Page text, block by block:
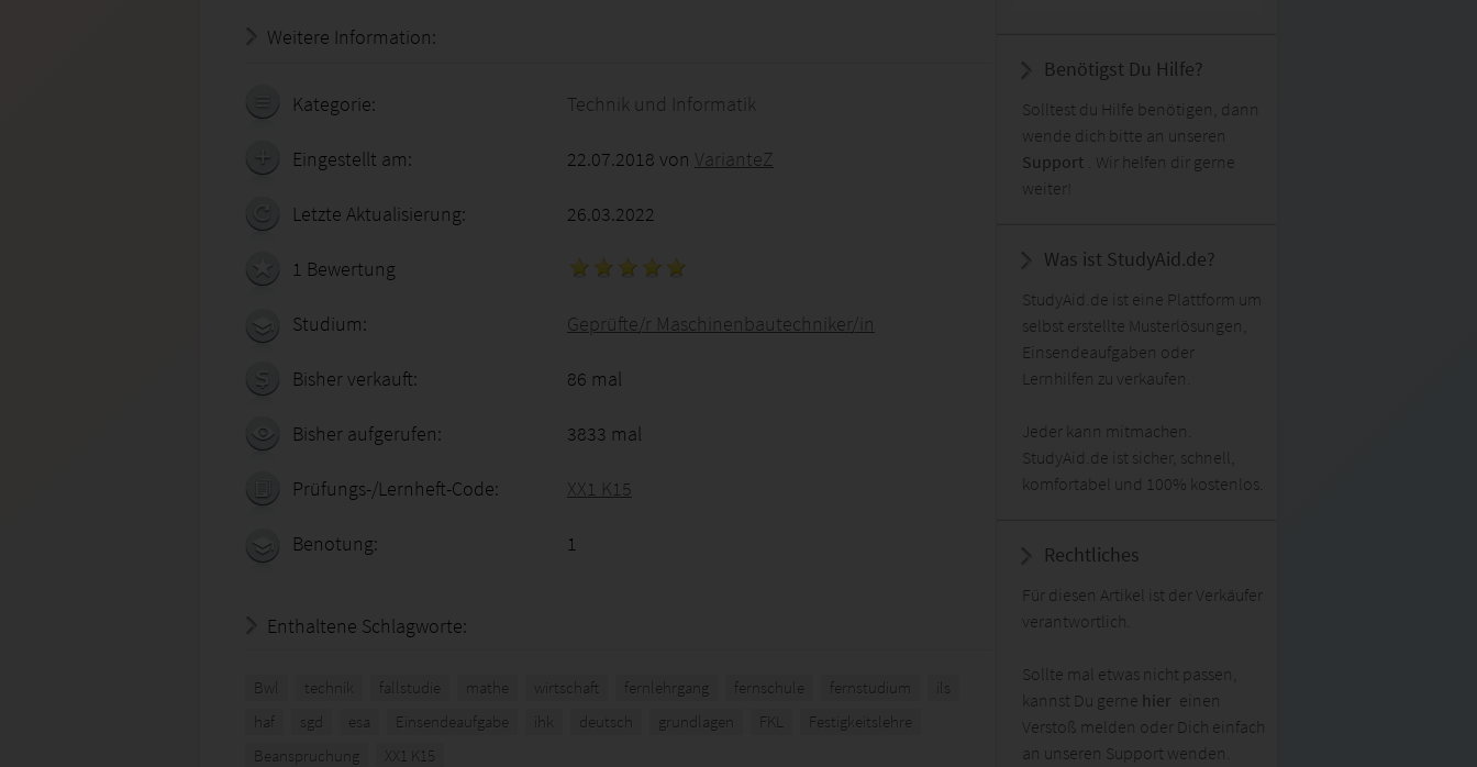
Weitere Information:
Kategorie: Technik und Informatik
Eingestellt am: 22.07.2018 von VarianteZ
Letzte Aktualisierung: 26.03.2022
1 Bewertung
Studium: Geprüfte/r Maschinenbautechniker/in
Bisher verkauft: 86 mal
Bisher aufgerufen: 3833 mal
Prüfungs-/Lernheft-Code: XX1 K15
Benotung: 1
Enthaltene Schlagworte:
Bwl technik fallstudie mathe wirtschaft fernlehrgang fernschule fernstudium
ils
haf
sgd esa Einsendeaufgabe ihk deutsch grundlagen FKL
Festigkeitslehre
Beanspruchung
XX1 K15
Benötigst Du Hilfe?
Solltest du Hilfe benötigen, dann
wende dich bitte an unseren
Support . Wir helfen dir gerne
weiter!
Was ist StudyAid.de?
StudyAid.de ist eine Plattform um
selbst erstellte Musterlösungen,
Einsendeaufgaben oder
Lernhilfen zu verkaufen.
Jeder kann mitmachen.
StudyAid.de ist sicher, schnell,
komfortabel und 100% kostenlos.
Rechtliches
Für diesen Artikel ist der Verkäufer
verantwortlich.
Sollte mal etwas nicht passen,
kannst Du gerne hier einen
Verstoß melden oder Dich einfach
an unseren Support wenden.